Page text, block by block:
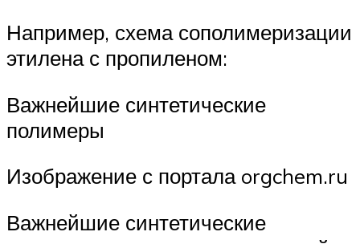
Например, схема сополимеризации
этилена с пропиленом:
Важнейшие синтетические
полимеры
Изображение с портала orgchem.ru
Важнейшие синтетические